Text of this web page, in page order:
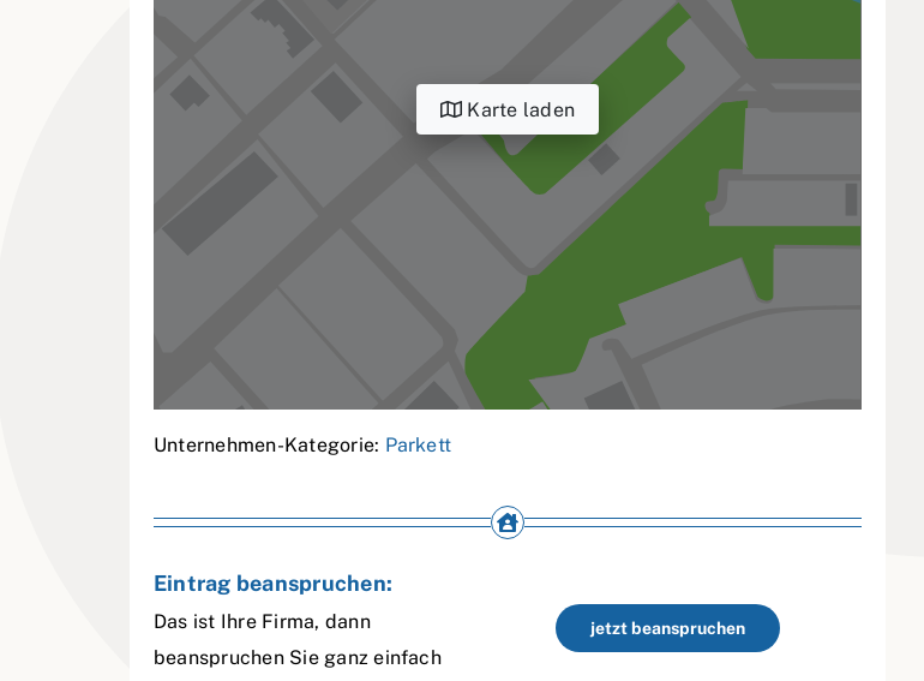
Karte laden
Unternehmen-Kategorie: Parkett
Eintrag beanspruchen:
Das ist Ihre Firma, dann
beanspruchen Sie ganz einfach
jetzt beanspruchen